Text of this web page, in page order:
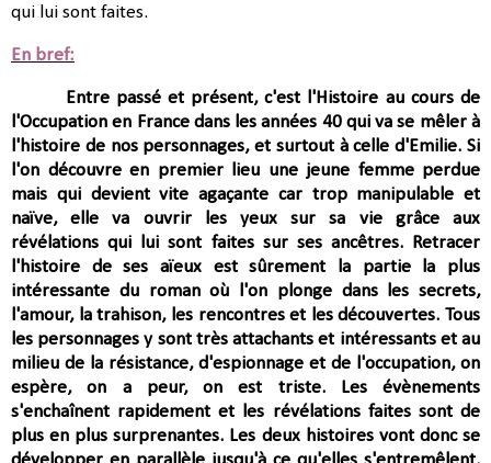
qui lui sont faites.
En bref:
Entre passé et présent, c'est l'Histoire au cours de
l'Occupation en France dans les années 40 qui va se mêler à
l'histoire de nos personnages, et surtout à celle d'Emilie. Si
l'on découvre en premier lieu une jeune femme perdue
mais qui devient vite agaçante car trop manipulable et
naïve, elle va ouvrir les yeux sur sa vie grâce aux
révélations qui lui sont faites sur ses ancêtres. Retracer
l'histoire de ses aïeux est sûrement la partie la plus
intéressante du roman où l'on plonge dans les secrets,
l'amour, la trahison, les rencontres et les découvertes. Tous
les personnages y sont très attachants et intéressantset au
milieu de la résistance, d'espionnage et de l'occupation, on
espère, on a peur, on est triste.Les évènements
s'enchaînent rapidement et les révélations faites sont de
plus en plus surprenantes. Les deux histoires vont donc se